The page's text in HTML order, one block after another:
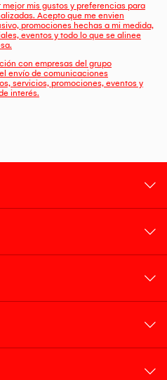
mejor mis gustos y preferencias para
Acepto que me envien
promociones hechas a mi medida,
eventos y todo lo que se alinee
con empresas del grupo
envío de comunicaciones
servicios, promociones, eventos y
interés.